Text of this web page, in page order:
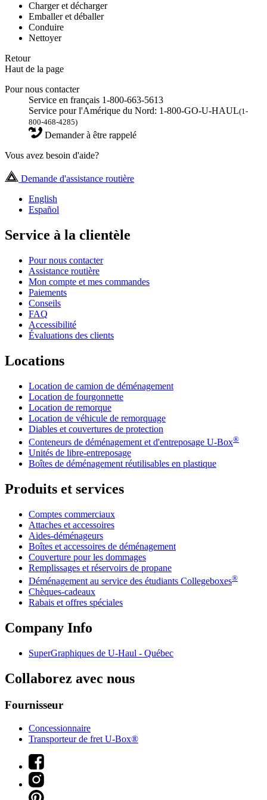
Charger et décharger
Emballer et déballer
Conduire
Nettoyer
Retour
Haut de la page
Pour nous contacter
Service en français 1-800-663-5613
Service pour l'Amérique du Nord: 1-800-GO-U-HAUL(1-
800-468-4285)
Demander à être rappelé
Vous avez besoin d'aide?
Demande d'assistance routière
English
Español
Service à la clientèle
Pour nous contacter
Assistance routière
Mon compte et mes commandes
Paiements
Conseils
FAQ
Accessibilité
Évaluations des clients
Locations
Location de camion de déménagement
Location de fourgonnette
Location de remorque
Location de véhicule de remorquage
Diables et couvertures de protection
Conteneurs de déménagement et d'entreposage U-Box®
Unités de libre-entreposage
Boîtes de déménagement réutilisables en plastique
Produits et services
Comptes commerciaux
Attaches et accessoires
Aides-déménageurs
Boîtes et accessoires de déménagement
Couverture pour les dommages
Remplissages et réservoirs de propane
Déménagement au service des étudiants Collegeboxes®
Chèques-cadeaux
Rabais et offres spéciales
Company Info
SuperGraphiques de U-Haul - Québec
Collaborez avec nous
Fournisseur
Concessionnaire
Transporteur de fret U-Box®